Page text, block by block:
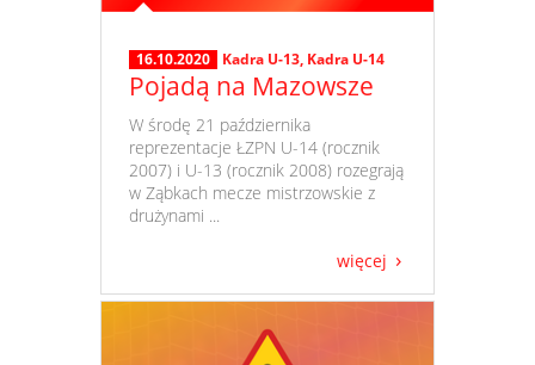
16.10.2020 Kadra U-13, Kadra U-14
Pojadą na Mazowsze
​ W środę 21 października
reprezentacje ŁZPN U-14 (rocznik
2007) i U-13 (rocznik 2008) rozegrają
w Ząbkach mecze mistrzowskie z
drużynami ...
więcej